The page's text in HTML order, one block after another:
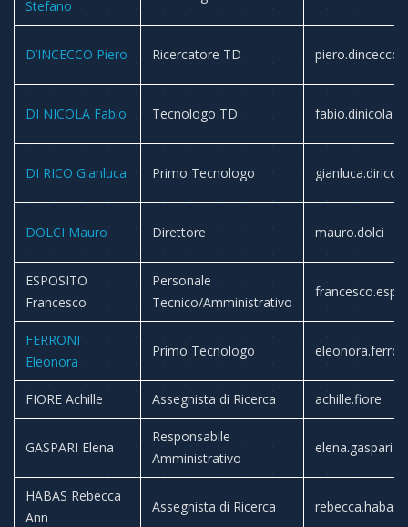
Stefano
D’INCECCO Piero Ricercatore TD piero.dincecco
DI NICOLA Fabio Tecnologo TD fabio.dinicola
DI RICO Gianluca Primo Tecnologo gianluca.dirico
DOLCI Mauro Direttore mauro.dolci
ESPOSITO
Francesco
Personale
Tecnico/Amministrativo
FERRONI
Eleonora
Primo Tecnologo
FIORE Achille Assegnista di Ricerca achille.fiore
GASPARI Elena
Responsabile
Amministrativo
elena.gaspari
HABAS Rebecca
Ann
Assegnista di Ricerca rebecca.habas